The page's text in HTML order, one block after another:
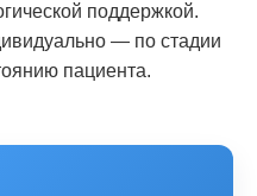
поддержкой.
— по стадии
пациента.